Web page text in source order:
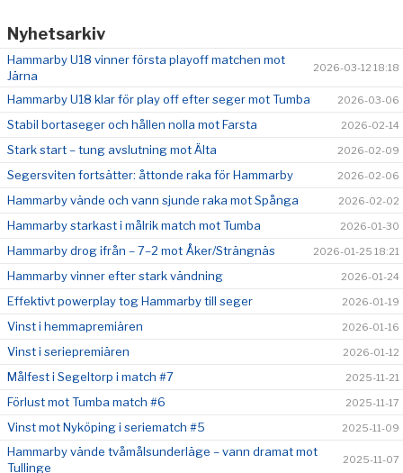
Nyhetsarkiv
Hammarby U18 vinner första playoff matchen mot
Järna
2026-03-12 18:18
Hammarby U18 klar för play off efter seger mot Tumba 2026-03-06
Stabil bortaseger och hållen nolla mot Farsta 2026-02-14
Stark start – tung avslutning mot Älta 2026-02-09
Segersviten fortsätter: åttonde raka för Hammarby 2026-02-06
Hammarby vände och vann sjunde raka mot Spånga 2026-02-02
Hammarby starkast i målrik match mot Tumba 2026-01-30
Hammarby drog ifrån – 7–2 mot Åker/Strängnäs 2026-01-25 18:21
Hammarby vinner efter stark vändning 2026-01-24
Effektivt powerplay tog Hammarby till seger 2026-01-19
Vinst i hemmapremiären 2026-01-16
Vinst i seriepremiären 2026-01-12
Målfest i Segeltorp i match #7 2025-11-21
Förlust mot Tumba match #6 2025-11-17
Vinst mot Nyköping i seriematch #5 2025-11-09
Hammarby vände tvåmålsunderläge – vann dramat mot
Tullinge
2025-11-07